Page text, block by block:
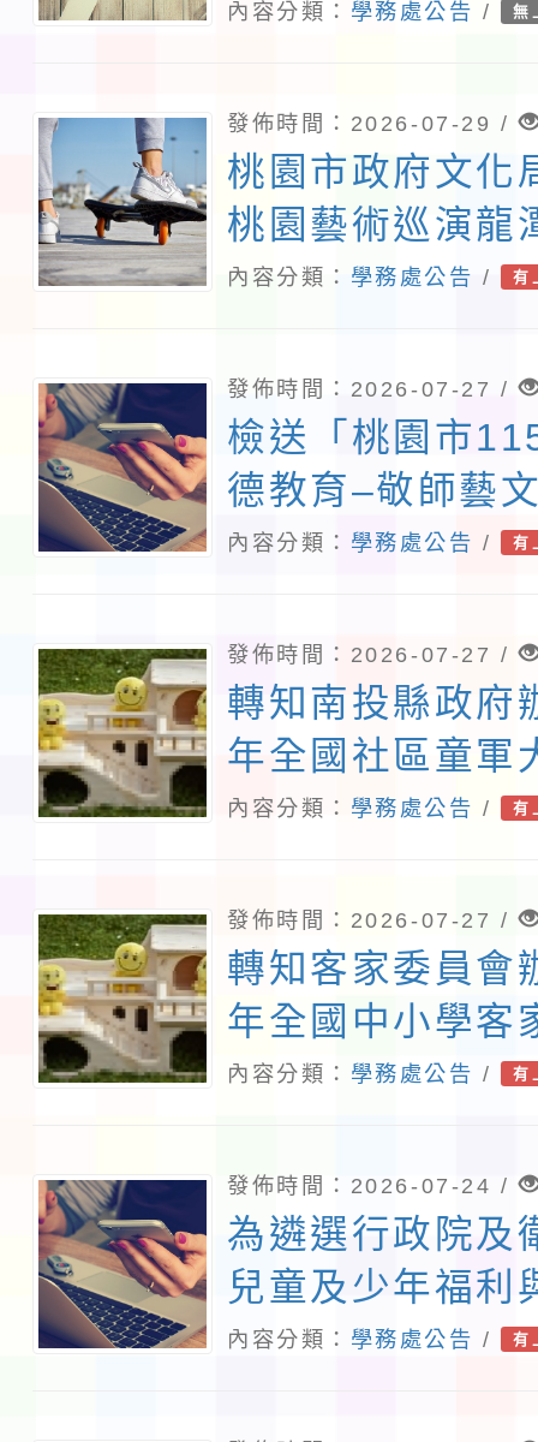
防制實體解謎活
查照。
內容分類： 學務處公告 / 無
發佈時間：2026-07-29 /
桃園市政府文化
桃園藝術巡演龍
傳藝《酬神》擊
內容分類： 學務處公告 / 有
發佈時間：2026-07-27 /
檢送「桃園市
德教育–敬師藝
施計畫」1份，
內容分類： 學務處公告 / 有
發佈時間：2026-07-27 /
轉知南投縣政府
年全國社區童軍
動」實施計畫
內容分類： 學務處公告 / 有
發佈時間：2026-07-27 /
轉知客家委員會
年全國中小學客
賽」訂於115年
總決賽，請踴躍
內容分類： 學務處公告 / 有
發佈時間：2026-07-24 /
為遴選行政院及
兒童及少年福利
相關小組兒少代
內容分類： 學務處公告 / 有